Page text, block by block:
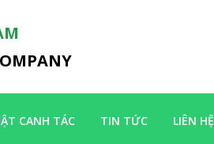
CANH TÁC TIN TỨC LIÊN HỆ